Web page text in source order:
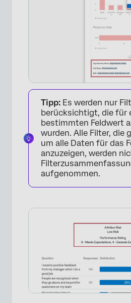
Tipp: Es werden nur
berücksichtigt, die für
bestimmten Feldwert
wurden. Alle Filter, die
um alle Daten für das
anzuzeigen, werden
aufgenommen.